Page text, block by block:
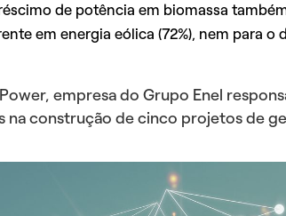
de potência em biomassa
em energia eólica (72%), nem para o
empresa do Grupo Enel
na construção de cinco projetos de